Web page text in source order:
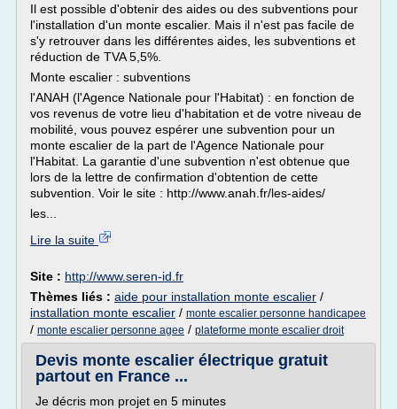
Il est possible d'obtenir des aides ou des subventions pour
l'installation d'un monte escalier. Mais il n'est pas facile de
s'y retrouver dans les différentes aides, les subventions et
réduction de TVA 5,5%.
Monte escalier : subventions
l'ANAH (l'Agence Nationale pour l'Habitat) : en fonction de
vos revenus de votre lieu d'habitation et de votre niveau de
mobilité, vous pouvez espérer une subvention pour un
monte escalier de la part de l'Agence Nationale pour
l'Habitat. La garantie d'une subvention n'est obtenue que
lors de la lettre de confirmation d'obtention de cette
subvention. Voir le site : http://www.anah.fr/les-aides/
les...
Lire la suite
Site : http://www.seren-id.fr
Thèmes liés : aide pour installation monte escalier /
installation monte escalier / monte escalier personne handicapee
/ monte escalier personne agee / plateforme monte escalier droit
Devis monte escalier électrique gratuit
partout en France ...
Je décris mon projet en 5 minutes